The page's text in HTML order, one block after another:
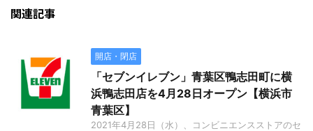
関連記事
開店・閉店
「セブンイレブン」青葉区鴨志田町に横
浜鴨志田店を4月28日オープン【横浜市
青葉区】
2021年4月28日（水）、コンビニエンスストアのセ